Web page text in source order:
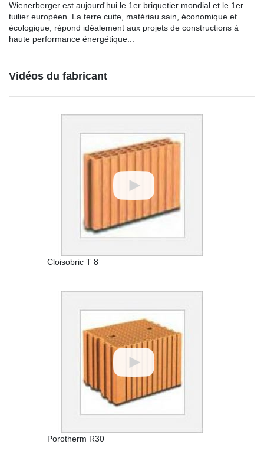
Wienerberger est aujourd'hui le 1er briquetier mondial et le 1er
tuilier européen. La terre cuite, matériau sain, économique et
écologique, répond idéalement aux projets de constructions à
haute performance énergétique...
Vidéos du fabricant
Cloisobric T 8
Porotherm R30